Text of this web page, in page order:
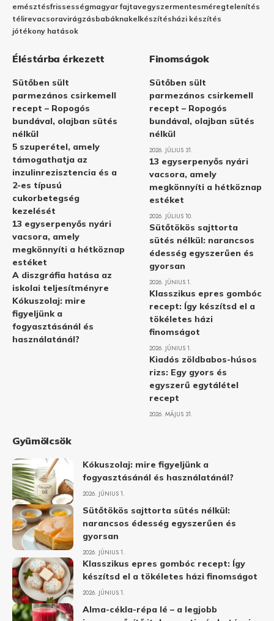
emésztésfrissességmagyar fajtavegyszermentesméregtelenítés
télirevacsoravirágzásbabáknakelkészítésházi készítés
jótékony hatások
Éléstárba érkezett
Sütőben sült
parmezános csirkemell
recept – Ropogós
bundával, olajban sütés
nélkül
5 szuperétel, amely
támogathatja az
inzulinrezisztencia és a
2-es típusú
cukorbetegség
kezelését
13 egyserpenyős nyári
vacsora, amely
megkönnyíti a hétköznap
estéket
A diszgráfia hatása az
iskolai teljesítményre
Kókuszolaj: mire
figyeljünk a
fogyasztásánál és
használatánál?
Finomságok
Sütőben sült
parmezános csirkemell
recept – Ropogós
bundával, olajban sütés
nélkül
2026. JÚLIUS 31.
13 egyserpenyős nyári
vacsora, amely
megkönnyíti a hétköznap
estéket
2026. JÚLIUS 10.
Sütőtökös sajttorta
sütés nélkül: narancsos
édesség egyszerűen és
gyorsan
2026. JÚNIUS 1.
Klasszikus epres gombóc
recept: Így készítsd el a
tökéletes házi
finomságot
2026. JÚNIUS 1.
Kiadós zöldbabos-húsos
rizs: Egy gyors és
egyszerű egytálétel
recept
2026. MÁJUS 31.
Gyümölcsök
Kókuszolaj: mire figyeljünk a
fogyasztásánál és használatánál?
2026. JÚNIUS 1.
Sütőtökös sajttorta sütés nélkül:
narancsos édesség egyszerűen és
gyorsan
2026. JÚNIUS 1.
Klasszikus epres gombóc recept: Így
készítsd el a tökéletes házi finomságot
2026. JÚNIUS 1.
Alma-cékla-répa lé – a legjobb